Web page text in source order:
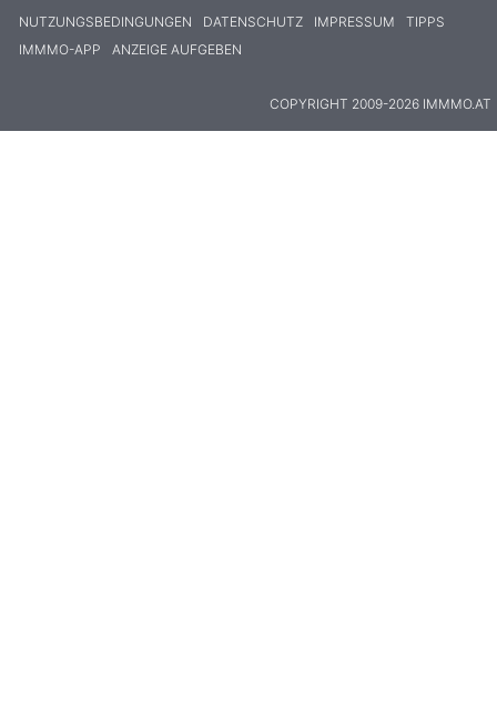
NUTZUNGSBEDINGUNGEN DATENSCHUTZ IMPRESSUM
TIPPS
IMMMO-APP
ANZEIGE AUFGEBEN
COPYRIGHT 2009-2026 IMMMO.AT